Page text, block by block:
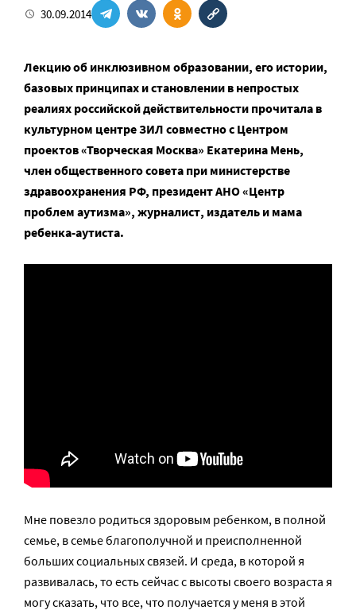
30.09.2014
Лекцию об инклюзивном образовании, его истории,
базовых принципах и становлении в непростых
реалиях российской действительности прочитала в
культурном центре ЗИЛ совместно с Центром
проектов «Творческая Москва» Екатерина Мень,
член общественного совета при министерстве
здравоохранения РФ, президент АНО «Центр
проблем аутизма», журналист, издатель и мама
ребенка-аутиста.
Мне повезло родиться здоровым ребенком, в полной
семье, в семье благополучной и преисполненной
больших социальных связей. И среда, в которой я
развивалась, то есть сейчас с высоты своего возраста я
могу сказать, что все, что получается у меня в этой